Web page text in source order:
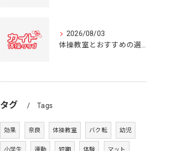
2026/08/03
体操教室とおすすめの選び方を奈良県の体操クラブ事情から詳しく解説
タグ Tags
効果 奈良 体操教室 バク転 幼児
小学生 運動 短期 体験 マット